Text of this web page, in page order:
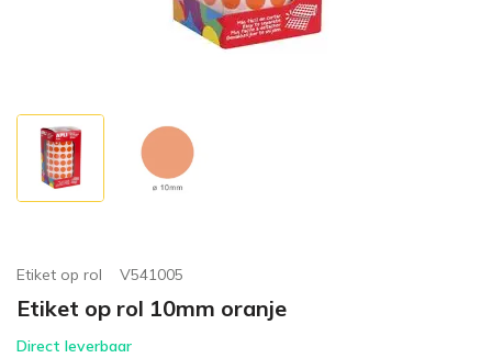
Etiket op rol V541005
Etiket op rol 10mm oranje
Direct leverbaar